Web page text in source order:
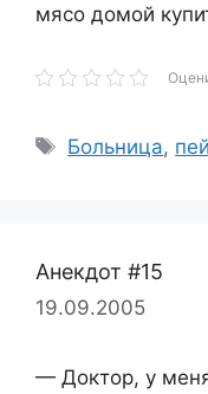
мясо домой
Метки
Больница,
Анекдот #15
19.09.2005
— Доктор, у